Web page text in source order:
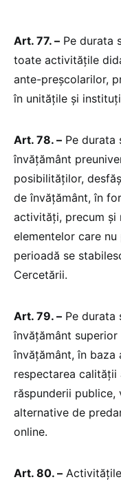
Art. 77. – Pe durata
toate activitățile
ante-preșcolarilor,
în unitățile și
Art. 78. – Pe durata
învățământ
posibilităților,
de învățământ, în
activități, precum și
elementelor care
perioadă se
Cercetării.
Art. 79. – Pe durata
învățământ
învățământ, în baza
respectarea calității
răspunderii
alternative de
online.
Art. 80. –